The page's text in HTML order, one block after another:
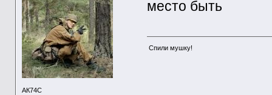
АК74С
место быть
Спили мушку!